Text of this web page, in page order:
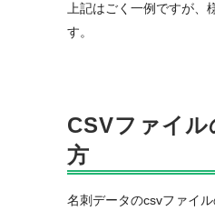
上記はごく一例ですが、
す。
CSVファイ
方
名刺データのcsvファイ